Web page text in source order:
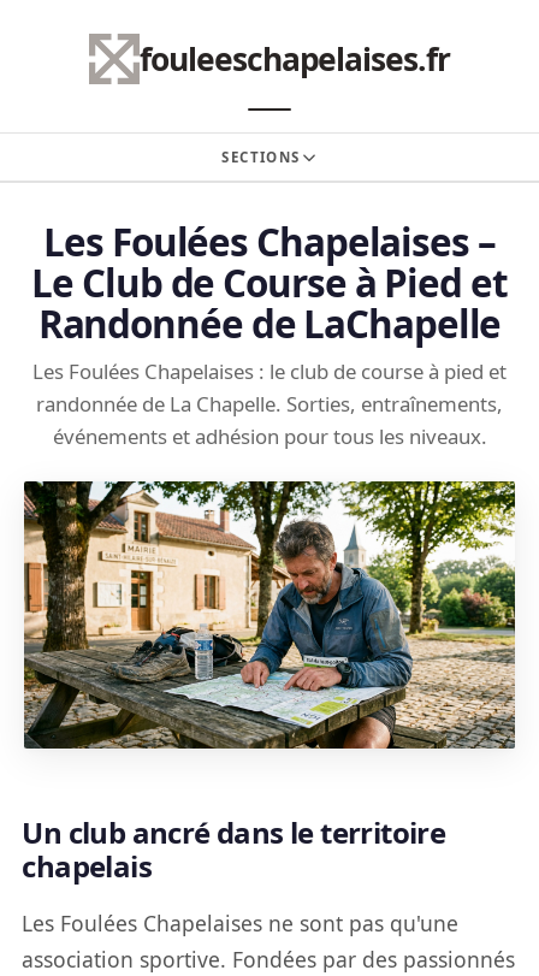
fouleeschapelaises.fr
SECTIONS
ÉVÉNEMENTS
NOUS REJOINDRE
CONTACT
Les Foulées Chapelaises –
Le Club de Course à Pied et
Randonnée de LaChapelle
Les Foulées Chapelaises : le club de course à pied et
randonnée de La Chapelle. Sorties, entraînements,
événements et adhésion pour tous les niveaux.
Un club ancré dans le territoire
chapelais
Les Foulées Chapelaises ne sont pas qu'une
association sportive. Fondées par des passionnés